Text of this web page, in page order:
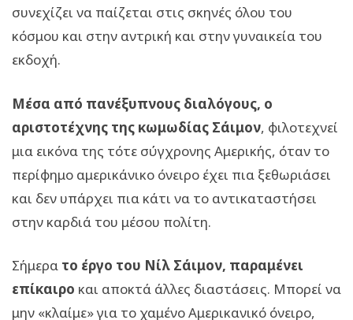
συνεχίζει να παίζεται στις σκηνές όλου του
κόσμου και στην αντρική και στην γυναικεία του
εκδοχή.
Μέσα από πανέξυπνους διαλόγους, ο
αριστοτέχνης της κωμωδίας Σάιμον, φιλοτεχνεί
μια εικόνα της τότε σύγχρονης Αμερικής, όταν το
περίφημο αμερικάνικο όνειρο έχει πια ξεθωριάσει
και δεν υπάρχει πια κάτι να το αντικαταστήσει
στην καρδιά του μέσου πολίτη.
Σήμερα το έργο του Νίλ Σάιμον, παραμένει
επίκαιρο και αποκτά άλλες διαστάσεις. Μπορεί να
μην «κλαίμε» για το χαμένο Αμερικανικό όνειρο,